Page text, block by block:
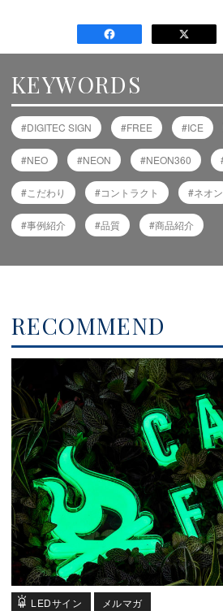
KEYWORDS
DIGITEC SIGN FREE ICE
NEO NEON NEON360
こだわり コントラクト ネオン
事例紹介 品質 商品紹介
RECOMMEND
LEDサイン メルマガ